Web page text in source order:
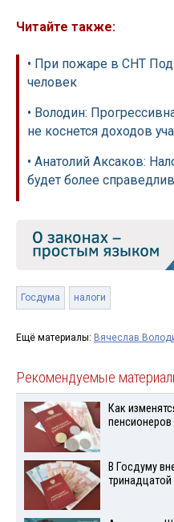
Читайте также:
• При пожаре в СНТ
человек
• Володин:
не коснется доходов
• Анатолий Аксаков:
будет более
Госдума налоги
Ещё материалы: Вячеслав
Рекомендуемые
Как
пенсионеров
В Госдуму
тринадцатой